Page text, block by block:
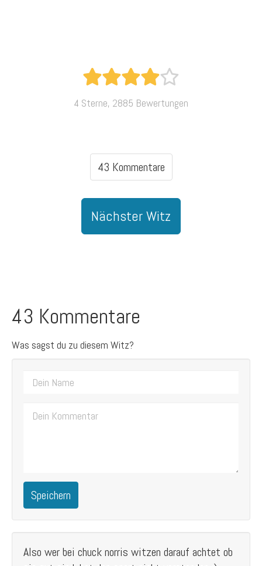
4 Sterne, 2885 Bewertungen
43 Kommentare
Nächster Witz
43 Kommentare
Was sagst du zu diesem Witz?
Speichern
Also wer bei chuck norris witzen darauf achtet ob